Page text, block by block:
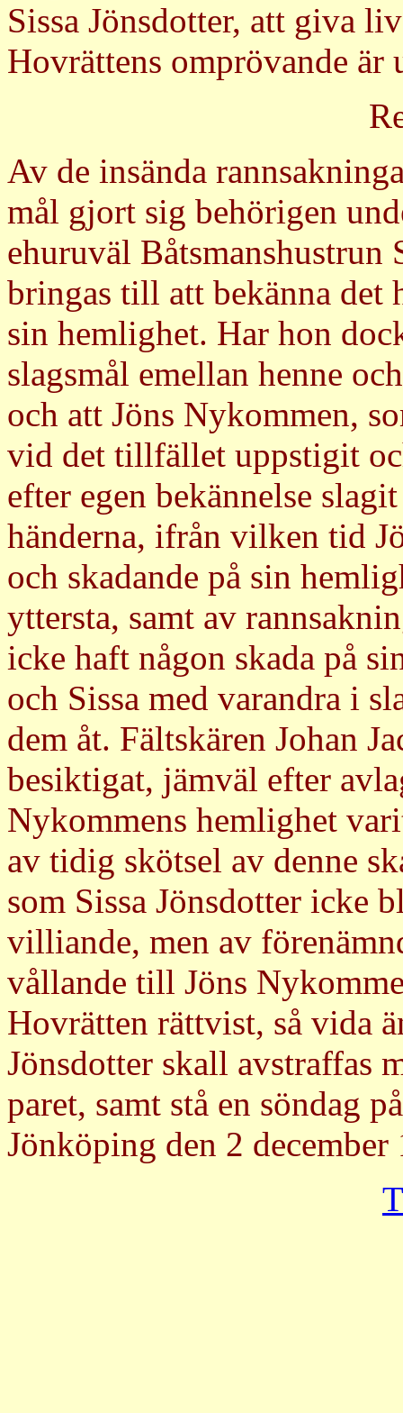
Sissa Jönsdotter, att giva
Hovrättens omprövande är
Av de insända
mål gjort sig behörigen
ehuruväl Båtsmanshustrun
bringas till att bekänna det
sin hemlighet. Har hon
slagsmål emellan henne
och att Jöns Nykommen,
vid det tillfället uppstigit
efter egen bekännelse
händerna, ifrån vilken tid
och skadande på sin
yttersta, samt av
icke haft någon skada på
och Sissa med varandra i
dem åt. Fältskären Johan
besiktigat, jämväl efter
Nykommens hemlighet
av tidig skötsel av denne
som Sissa Jönsdotter icke
villiande, men av
vållande till Jöns
Hovrätten rättvist, så vida
Jönsdotter skall avstraffas
paret, samt stå en söndag
Jönköping den 2 december